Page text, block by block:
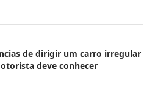
de dirigir um carro irregular
deve conhecer